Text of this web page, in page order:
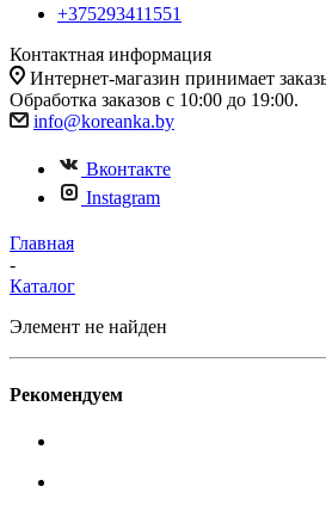
+375293411551
Контактная информация
Интернет-магазин принимает
Обработка заказов с 10:00 до 19:00.
info@koreanka.by
Вконтакте
Instagram
Главная
-
Каталог
Элемент не найден
Рекомендуем